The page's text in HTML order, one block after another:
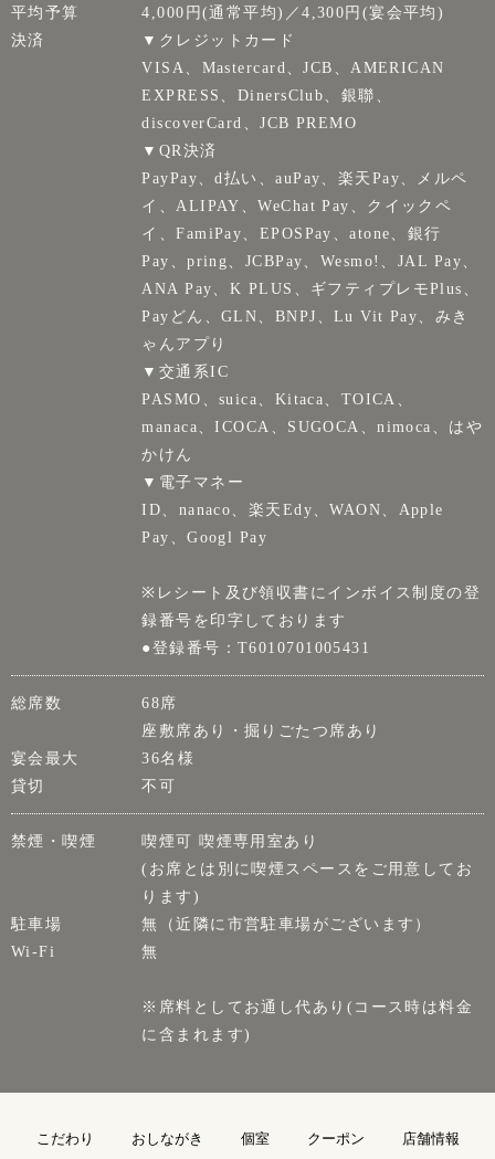
平均予算
4,000円(通常平均)／4,300円(宴会平均)
決済
▼クレジットカード
VISA、Mastercard、JCB、AMERICAN
EXPRESS、DinersClub、銀聯、
discoverCard、JCB PREMO
▼QR決済
PayPay、d払い、auPay、楽天Pay、メルペ
イ、ALIPAY、WeChat Pay、クイックペ
イ、FamiPay、EPOSPay、atone、銀行
Pay、pring、JCBPay、Wesmo!、JAL Pay、
ANA Pay、K PLUS、ギフティプレモPlus、
Payどん、GLN、BNPJ、Lu Vit Pay、みき
ゃんアプり
▼交通系IC
PASMO、suica、Kitaca、TOICA、
manaca、ICOCA、SUGOCA、nimoca、はや
かけん
▼電子マネー
ID、nanaco、楽天Edy、WAON、Apple
Pay、Googl Pay
※レシート及び領収書にインボイス制度の登
録番号を印字しております
●登録番号：T6010701005431
総席数
68席
座敷席あり・掘りごたつ席あり
宴会最大
36名様
貸切
不可
禁煙・喫煙
喫煙可 喫煙専用室あり
(お席とは別に喫煙スペースをご用意してお
ります)
駐車場
無（近隣に市営駐車場がございます）
Wi-Fi
無
※席料としてお通し代あり(コース時は料金
に含まれます)
こだわり おしながき 個室 クーポン 店舗情報